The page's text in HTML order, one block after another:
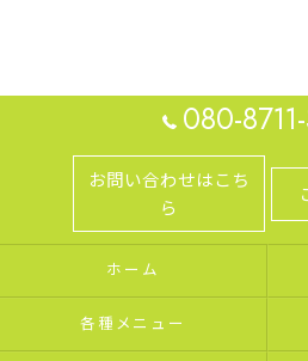
080-
お問い合わせはこち
ら
ホーム
各種メニュー